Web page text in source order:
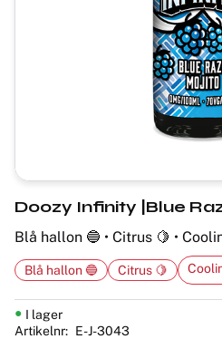
Doozy Infinity |Blue
Blå hallon 🔵 • Citrus 🍋 •
I lager
Artikelnr
E-J-3043
Blå hallon 🔵 Citrus 🍋